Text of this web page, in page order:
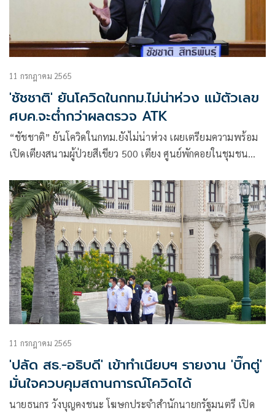
11 กรกฎาคม 2565
'ชัชชาติ' ยันโควิดในกทม.ไม่น่าห่วง แม้ตัวเลข
ศบค.จะต่ำกว่าผลตรวจ ATK
“ชัชชาติ” ยันโควิดในกทม.ยังไม่น่าห่วง เผยเตรียมความพร้อม
เปิดเตียงสนามผู้ป่วยสีเขียว 500 เตียง ศูนย์พักคอยในชุมชน
608 ควรใส่หน้ากาก-ฉีดเข็มบูสเตอร์
11 กรกฎาคม 2565
'ปลัด สธ.-อธิบดี' เข้าทำเนียบฯ รายงาน 'บิ๊กตู่'
มั่นใจควบคุมสถานการณ์โควิดได้
นายธนกร วังบุญคงชนะ โฆษกประจำสำนักนายกรัฐมนตรี เปิด